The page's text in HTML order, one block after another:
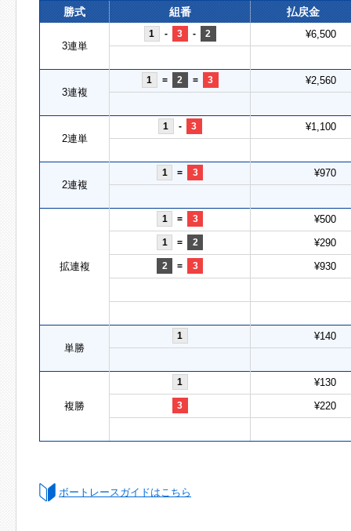
勝式 組番 払戻金
3連単
1 - 3 - 2 ¥6,500
3連複
1 = 2 = 3 ¥2,560
2連単
1 - 3 ¥1,100
2連複
1 = 3 ¥970
拡連複
1 = 3 ¥500
1 = 2 ¥290
2 = 3 ¥930
単勝
1 ¥140
複勝
1 ¥130
3 ¥220
ボートレースガイドはこちら